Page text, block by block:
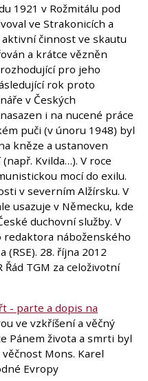
1921 v Rožmitálu pod
ve Strakonicích a
aktivní činnost ve skautu
a krátce vězněn
pro jeho
rok proto
v Českých
i na nucené práce
puči (v únoru 1948) byl
kněze a ustanoven
Kvilda…). V roce
mocí do exilu.
v severním Alžírsku. V
usazuje v Německu, kde
duchovní služby. V
redaktora náboženského
(RSE). 28. října 2012
TGM za celoživotní
- parte a dopis na
ve vzkříšení a věčný
Pánem života a smrti byl
Mons. Karel
Evropy